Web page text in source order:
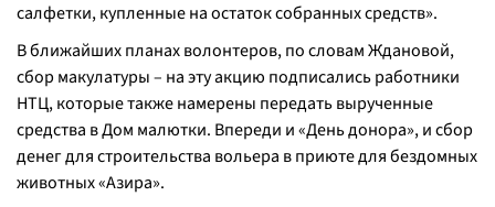
салфетки, купленные на остаток собранных средств».
В ближайших планах волонтеров, по словам Ждановой,
сбор макулатуры – на эту акцию подписались работники
НТЦ, которые также намерены передать вырученные
средства в Дом малютки. Впереди и «День донора», и сбор
денег для строительства вольера в приюте для бездомных
животных «Азира».